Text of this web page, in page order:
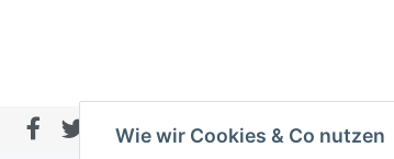
Wie wir Cookies & Co nutzen